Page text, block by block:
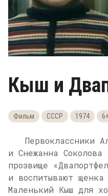
Кыш и
Фильм СССР 1974
Первоклассники
и Снежанна
прозвище
и воспитывают
Маленький Кыш для